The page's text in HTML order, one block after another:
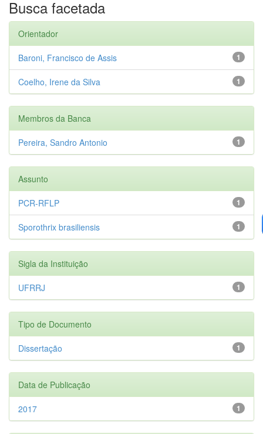
Busca facetada
Orientador
1
Baroni, Francisco de Assis
1
Coelho, Irene da Silva
Membros da Banca
1
Pereira, Sandro Antonio
Assunto
1
PCR-RFLP
1
Sporothrix brasiliensis
Sigla da Instituição
1
UFRRJ
Tipo de Documento
1
Dissertação
Data de Publicação
1
2017